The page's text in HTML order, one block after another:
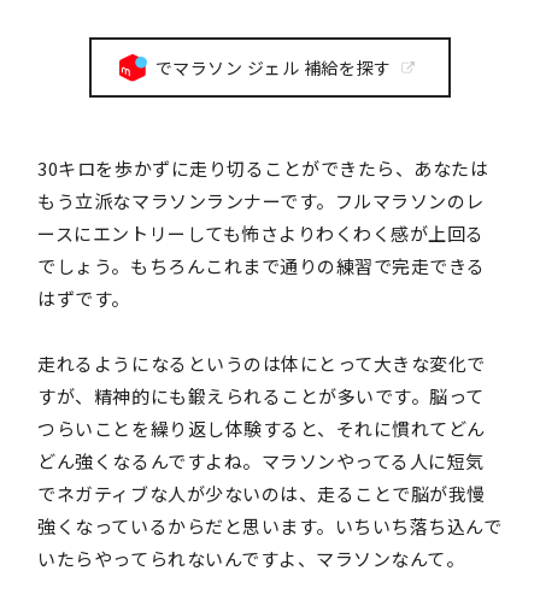
でマラソン ジェル 補給を探す
30キロを歩かずに走り切ることができたら、あなたは
もう立派なマラソンランナーです。フルマラソンのレ
ースにエントリーしても怖さよりわくわく感が上回る
でしょう。もちろんこれまで通りの練習で完走できる
はずです。
走れるようになるというのは体にとって大きな変化で
すが、精神的にも鍛えられることが多いです。脳って
つらいことを繰り返し体験すると、それに慣れてどん
どん強くなるんですよね。マラソンやってる人に短気
でネガティブな人が少ないのは、走ることで脳が我慢
強くなっているからだと思います。いちいち落ち込んで
いたらやってられないんですよ、マラソンなんて。